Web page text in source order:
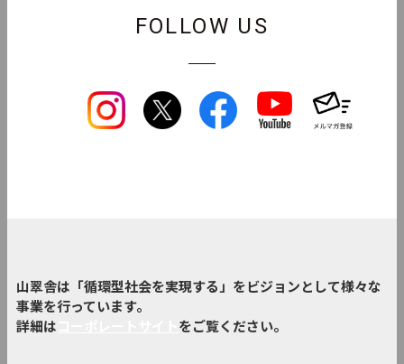
FOLLOW US
山翠舎は「循環型社会を実現する」をビジョンとして様々な
事業を行っています。
詳細は
をご覧ください。